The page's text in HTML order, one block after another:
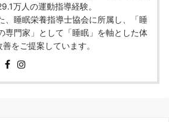
万人の運動指導経験。
、睡眠栄養指導士協会に所属し、「睡
専門家」として「睡眠」を軸とした体
善をご提案しています。